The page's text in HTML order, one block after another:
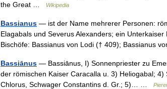
the Great …
Wikipedia
Bassianus — ist der Name mehrerer Personen:
Elagabals und Severus Alexanders; ein
Bischöfe: Bassianus von Lodi († 409); Bassianus
Bassiānus — Bassiānus, I) Sonnenpriester zu
der römischen Kaiser Caracalla u. 3) Heliogabal;
Chlorus, Schwager Constantins d. Gr.; 5)… …